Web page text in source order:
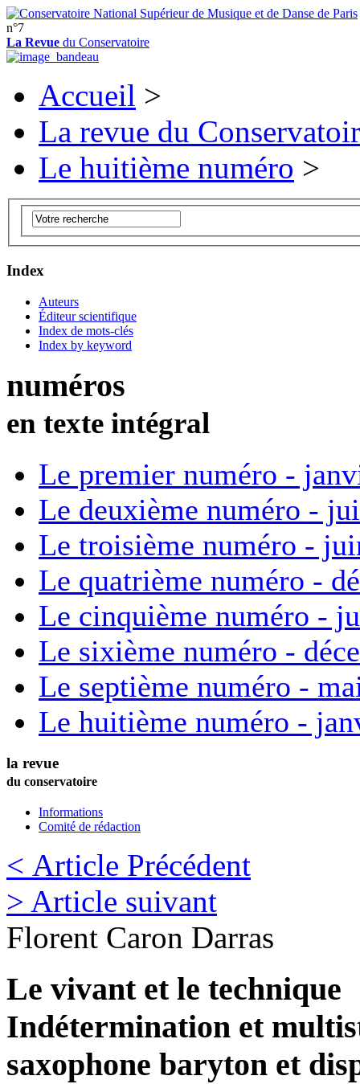
n°7
La Revue du Conservatoire
Accueil >
La revue du
Le huitième numéro >
Index
Auteurs
Éditeur scientifique
Index de mots-clés
Index by keyword
numéros
en texte intégral
Le premier numéro -
Le deuxième numéro -
Le troisième numéro -
Le quatrième numéro -
Le cinquième numéro -
Le sixième numéro -
Le septième numéro -
Le huitième numéro -
la revue
du conservatoire
Informations
Comité de rédaction
< Article Précédent
> Article suivant
Florent Caron Darras
Le vivant et le technique
Indétermination et
saxophone baryton et